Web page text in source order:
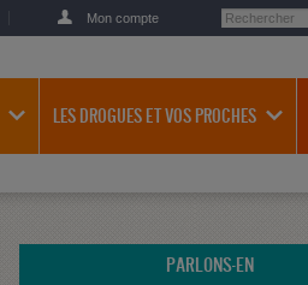
Mon compte
LES DROGUES ET VOS PROCHES
PARLONS-EN